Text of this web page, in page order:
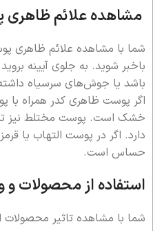
مشاهده علائم
شما با مشاهده علائم ظاهری
باشد یا جوش‌های سرسیاه
اگر پوست ظاهری کدر همراه
خشک است. پوست مختلط نیز
دارد. اگر در پوست التهاب یا
حساس است.
استفاده از محصولات
شما با مشاهده تاثیر محصولات